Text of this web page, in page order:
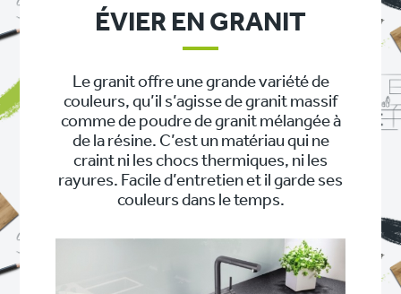
ÉVIER EN GRANIT
Le granit offre une grande variété de
couleurs, qu’il s’agisse de granit massif
comme de poudre de granit mélangée à
de la résine. C’est un matériau qui ne
craint ni les chocs thermiques, ni les
rayures. Facile d’entretien et il garde ses
couleurs dans le temps.